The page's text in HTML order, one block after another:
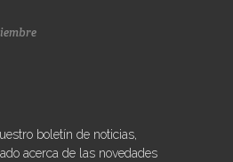
boletín de noticias,
acerca de las novedades